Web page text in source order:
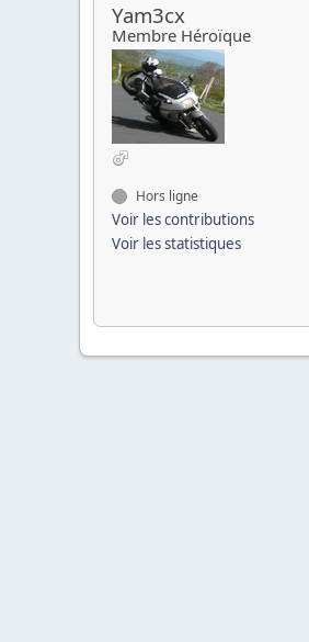
Yam3cx
Membre Héroïque
Hors ligne
Voir les contributions
Voir les statistiques